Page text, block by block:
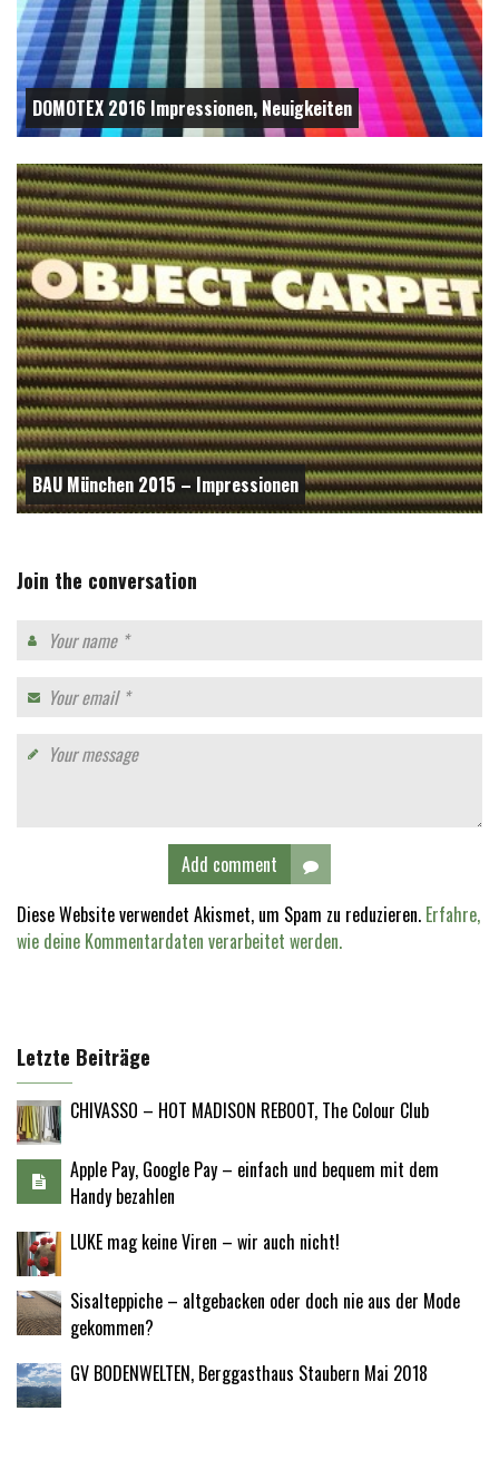
DOMOTEX 2016 Impressionen, Neuigkeiten
BAU München 2015 – Impressionen
Join the conversation
Add comment
Diese Website verwendet Akismet, um Spam zu reduzieren. Erfahre,
wie deine Kommentardaten verarbeitet werden.
Letzte Beiträge
CHIVASSO – HOT MADISON REBOOT, The Colour Club
Apple Pay, Google Pay – einfach und bequem mit dem
Handy bezahlen
LUKE mag keine Viren – wir auch nicht!
Sisalteppiche – altgebacken oder doch nie aus der Mode
gekommen?
GV BODENWELTEN, Berggasthaus Staubern Mai 2018